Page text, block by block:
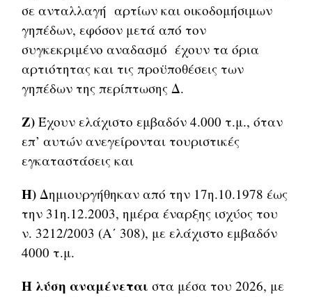
σε ανταλλαγή αρτίων και οικοδομήσιμων
γηπέδων, εφόσον μετά από τον
συγκεκριμένο αναδασμό έχουν τα όρια
αρτιότητας και τις προϋποθέσεις των
γηπέδων της περίπτωσης Δ.
Ζ) Έχουν ελάχιστο εμβαδόν 4.000 τ.μ., όταν
επ’ αυτών ανεγείρονται τουριστικές
εγκαταστάσεις και
Η) Δημιουργήθηκαν από την 17η.10.1978 έως
την 31η.12.2003, ημέρα έναρξης ισχύος του
ν. 3212/2003 (Α΄ 308), με ελάχιστο εμβαδόν
4000 τ.μ.
Η λύση αναμένεται στα μέσα του 2026, με